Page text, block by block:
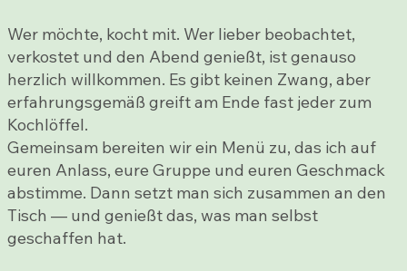
Wer möchte, kocht mit. Wer lieber beobachtet,
verkostet und den Abend genießt, ist genauso
herzlich willkommen. Es gibt keinen Zwang, aber
erfahrungsgemäß greift am Ende fast jeder zum
Kochlöffel.
Gemeinsam bereiten wir ein Menü zu, das ich auf
euren Anlass, eure Gruppe und euren Geschmack
abstimme. Dann setzt man sich zusammen an den
Tisch — und genießt das, was man selbst
geschaffen hat.